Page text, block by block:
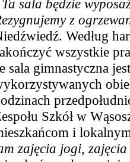
Ta sala będzie
z
Według
wszystkie
sala gimnastyczna
Szkół w
i
zajęcia jogi,